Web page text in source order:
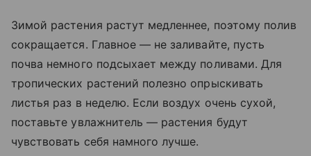
Зимой растения растут медленнее, поэтому полив
сокращается. Главное — не заливайте, пусть
почва немного подсыхает между поливами. Для
тропических растений полезно опрыскивать
листья раз в неделю. Если воздух очень сухой,
поставьте увлажнитель — растения будут
чувствовать себя намного лучше.